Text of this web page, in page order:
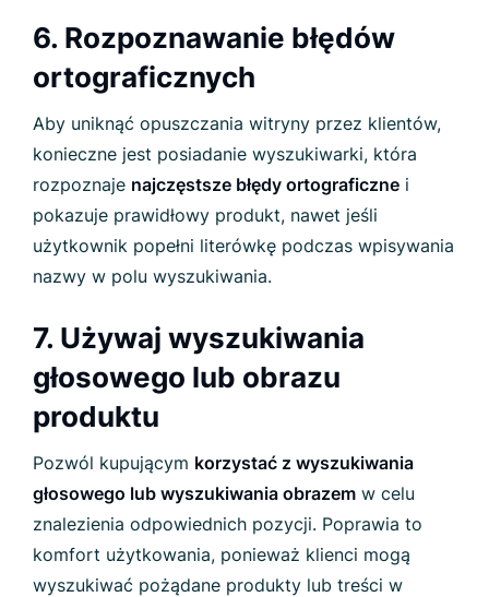
6. Rozpoznawanie błędów
ortograficznych
Aby uniknąć opuszczania witryny przez klientów,
konieczne jest posiadanie wyszukiwarki, która
rozpoznaje najczęstsze błędy ortograficzne i
pokazuje prawidłowy produkt, nawet jeśli
użytkownik popełni literówkę podczas wpisywania
nazwy w polu wyszukiwania.
7. Używaj wyszukiwania
głosowego lub obrazu
produktu
Pozwól kupującym korzystać z wyszukiwania
głosowego lub wyszukiwania obrazem w celu
znalezienia odpowiednich pozycji. Poprawia to
komfort użytkowania, ponieważ klienci mogą
wyszukiwać pożądane produkty lub treści w